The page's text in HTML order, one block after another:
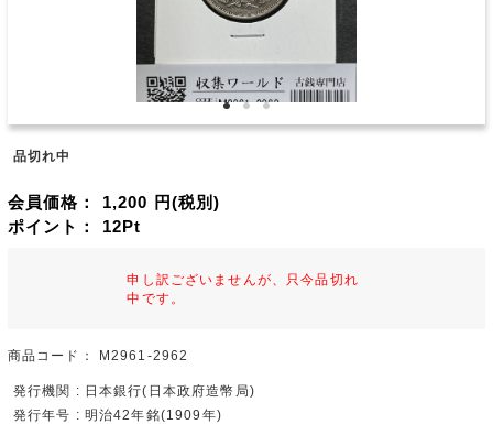
品切れ中
会員価格： 1,200 円(税別)
ポイント： 12Pt
申し訳ございませんが、只今品切れ
中です。
商品コード： M2961-2962
発行機関 : 日本銀行(日本政府造幣局)
発行年号 : 明治42年銘(1909年)